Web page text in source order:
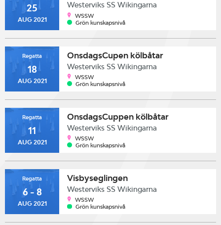
25
AUG 2021
Westerviks SS Wikingarna
WSSW
Grön kunskapsnivå
Regatta
18
AUG 2021
OnsdagsCupen kölbåtar
Westerviks SS Wikingarna
WSSW
Grön kunskapsnivå
Regatta
11
AUG 2021
OnsdagsCuppen kölbåtar
Westerviks SS Wikingarna
WSSW
Grön kunskapsnivå
Regatta
6 - 8
AUG 2021
Visbyseglingen
Westerviks SS Wikingarna
WSSW
Grön kunskapsnivå